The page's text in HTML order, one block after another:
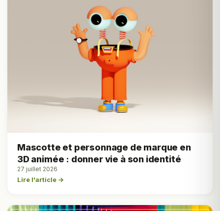
Mascotte et personnage de marque en
3D animée : donner vie à son identité
27 juillet 2026
Lire l'article →